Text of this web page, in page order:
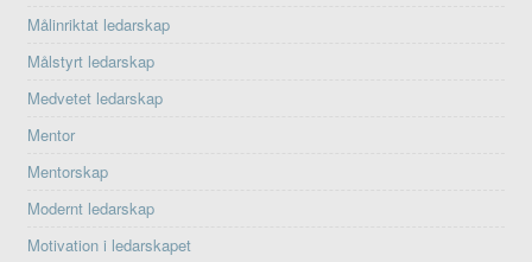
Målinriktat ledarskap
Målstyrt ledarskap
Medvetet ledarskap
Mentor
Mentorskap
Modernt ledarskap
Motivation i ledarskapet